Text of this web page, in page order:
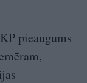
pieaugums